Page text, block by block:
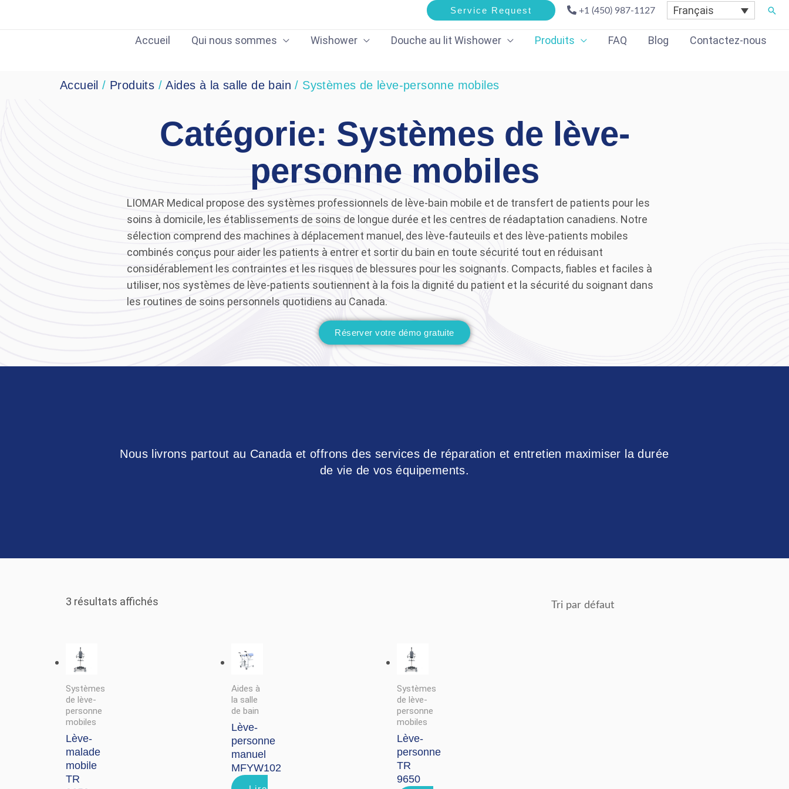
Service Request +1 (450) 987-1127 Français
Accueil Qui nous sommes Wishower Douche au lit Wishower Produits FAQ Blog Contactez-nous
Accueil / Produits /Aides à la salle de bain / Systèmes de lève-personne mobiles
Catégorie: Systèmes de lève-
personne mobiles
LIOMAR Medical propose des systèmes professionnels de lève-bain mobile et de transfert de patients pour les
soins à domicile, les établissements de soins de longue durée et les centres de réadaptation canadiens. Notre
sélection comprend des machines à déplacement manuel, des lève-fauteuils et des lève-patients mobiles
combinés conçus pour aider les patients à entrer et sortir du bain en toute sécurité tout en réduisant
considérablement les contraintes et les risques de blessures pour les soignants. Compacts, fiables et faciles à
utiliser, nos systèmes de lève-patients soutiennent à la fois la dignité du patient et la sécurité du soignant dans
les routines de soins personnels quotidiens au Canada.
Réserver votre démo gratuite
Nous livrons partout au Canada et offrons des services de réparation et entretien maximiser la durée
de vie de vos équipements.
3 résultats affichés
Systèmes
de lève-
personne
mobiles
Lève-
malade
mobile
TR
Aides à
la salle
de bain
Lève-
personne
manuel
MFYW102
Systèmes
de lève-
personne
mobiles
Lève-
personne
TR
9650